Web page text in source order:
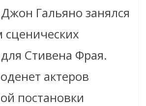
Гальяно занялся
сценических
Стивена Фрая.
актеров
постановки